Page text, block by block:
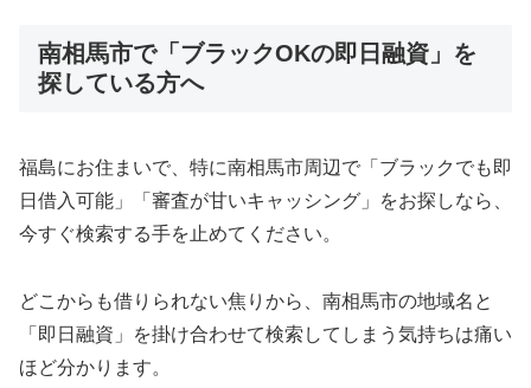
南相馬市で「ブラックOKの即日融資」を
探している方へ
福島にお住まいで、特に南相馬市周辺で「ブラックでも即
日借入可能」「審査が甘いキャッシング」をお探しなら、
今すぐ検索する手を止めてください。
どこからも借りられない焦りから、南相馬市の地域名と
「即日融資」を掛け合わせて検索してしまう気持ちは痛い
ほど分かります。